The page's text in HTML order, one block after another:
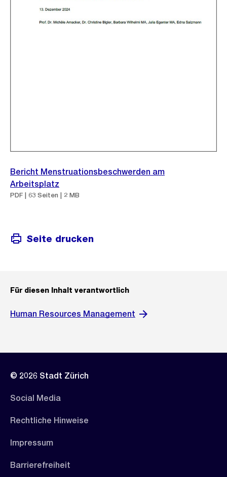
Bericht Menstruationsbeschwerden am
Arbeitsplatz
PDF | 63 Seiten | 2 MB
Seite drucken
Für diesen Inhalt verantwortlich
Human Resources Management
© 2026 Stadt Zürich
Social Media
Rechtliche Hinweise
Impressum
Barrierefreiheit